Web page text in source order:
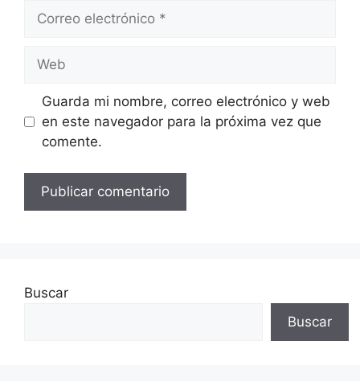
Correo
Web
Guarda mi nombre, correo electrónico y web
en este navegador para la próxima vez que
comente.
Buscar
Buscar